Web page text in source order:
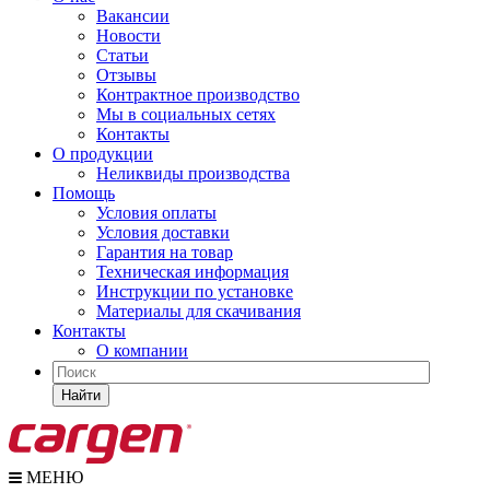
Вакансии
Новости
Статьи
Отзывы
Контрактное производство
Мы в социальных сетях
Контакты
О продукции
Неликвиды производства
Помощь
Условия оплаты
Условия доставки
Гарантия на товар
Техническая информация
Инструкции по установке
Материалы для скачивания
Контакты
О компании
Найти
МЕНЮ